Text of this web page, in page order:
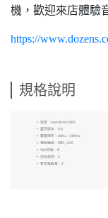
機，歡迎來店體驗
https://
規格說明